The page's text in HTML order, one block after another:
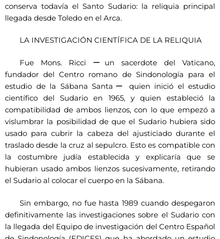
conserva todavía el Santo Sudario: la reliquia principal
llegada desde Toledo en el Arca.
LA INVESTIGACIÓN CIENTÍFICA DE LA RELIQUIA
Fue Mons. Ricci ーun sacerdote del Vaticano,
fundador del Centro romano de Sindonología para el
estudio de la Sábana Santaー quien inició el estudio
científico del Sudario en 1965, y quien estableció la
compatibilidad de ambos lienzos, con lo que empezó a
vislumbrar la posibilidad de que el Sudario hubiera sido
usado para cubrir la cabeza del ajusticiado durante el
traslado desde la cruz al sepulcro. Esto es compatible con
la costumbre judía establecida y explicaría que se
hubieran usado ambos lienzos sucesivamente, retirando
el Sudario al colocar el cuerpo en la Sábana.
Sin embargo, no fue hasta 1989 cuando despegaron
definitivamente las investigaciones sobre el Sudario con
la llegada del Equipo de investigación del Centro Español